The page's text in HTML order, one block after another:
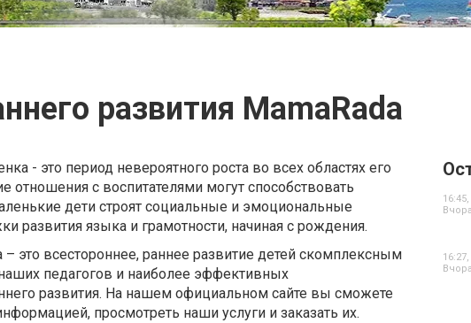
развития MamaRada
- это период невероятного роста во всех областях его
отношения с воспитателями могут способствовать
дети строят социальные и эмоциональные
развития языка и грамотности, начиная с рождения.
– это всестороннеe, раннее развитие детей скомплексным
педагогов и наиболее эффективных
развития. На нашем официальном сайте вы сможете
просмотреть наши услуги и заказать их.
16:45,
Вчора
16:27,
Вчора